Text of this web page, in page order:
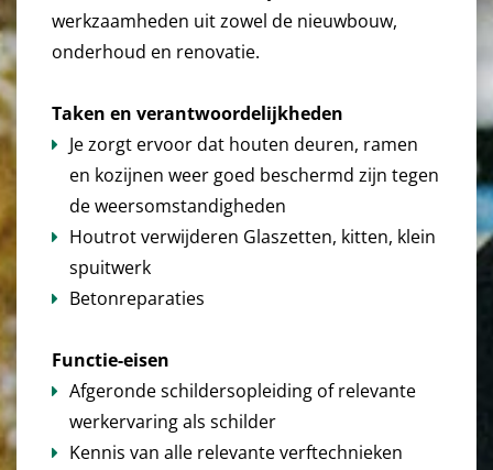
werkzaamheden uit zowel de nieuwbouw,
onderhoud en renovatie.
Taken en verantwoordelijkheden
Je zorgt ervoor dat houten deuren, ramen
en kozijnen weer goed beschermd zijn tegen
de weersomstandigheden
Houtrot verwijderen Glaszetten, kitten, klein
spuitwerk
Betonreparaties
Functie-eisen
Afgeronde schildersopleiding of relevante
werkervaring als schilder
Kennis van alle relevante verftechnieken